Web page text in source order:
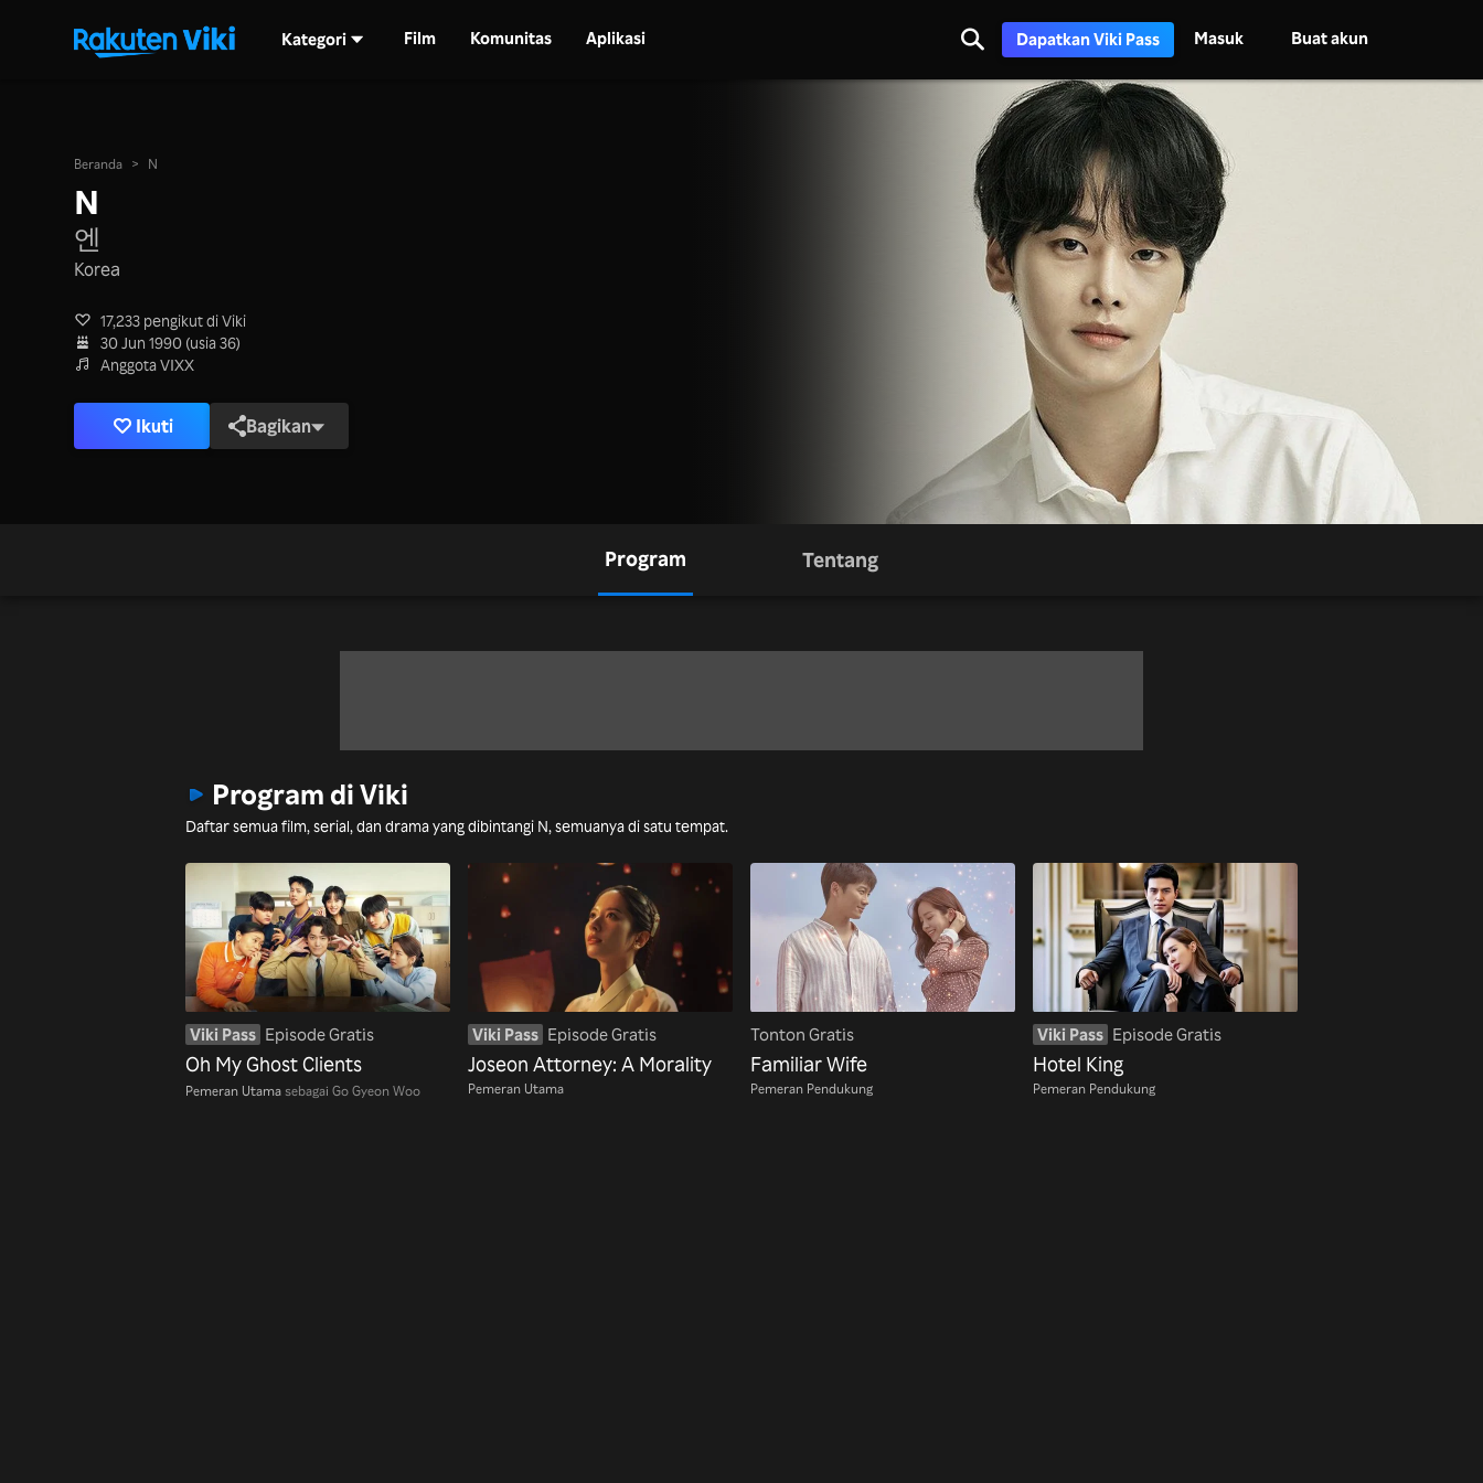
Kategori Film Komunitas Aplikasi Dapatkan Viki Pass Masuk Buat akun
Beranda > N
N
엔
Korea
17,233 pengikut di Viki
30 Jun 1990 (usia 36)
Anggota VIXX
Ikuti Bagikan
Program Tentang
Program di Viki
Daftar semua film, serial, dan drama yang dibintangi N, semuanya di satu tempat.
Viki Pass Episode Gratis
Oh My Ghost Clients
Pemeran Utama sebagai Go Gyeon Woo
Viki Pass Episode Gratis
Joseon Attorney: A Morality
Pemeran Utama
Tonton Gratis
Familiar Wife
Pemeran Pendukung
Viki Pass Episode Gratis
Hotel King
Pemeran Pendukung